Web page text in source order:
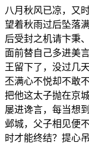
八月秋风已凉，又
望着秋雨过后坠落
后受封之机请卞秉
面前替自己多进美
王留下了，没过几
丕满心不悦却不敢
把他这太子抛在京
屡进谗言，每当想
邺城，父子相见便
时才能终结？提心